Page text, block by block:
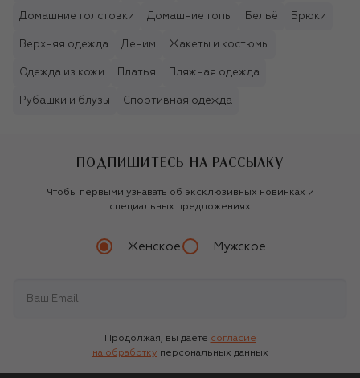
Домашние толстовки Домашние топы Бельё Брюки
Верхняя одежда Деним Жакеты и костюмы
Одежда из кожи Платья Пляжная одежда
Рубашки и блузы Спортивная одежда
ПОДПИШИТЕСЬ НА РАССЫЛКУ
Чтобы первыми узнавать об эксклюзивных новинках и
специальных предложениях
Женское Мужское
Продолжая, вы даете согласие
на обработку персональных данных